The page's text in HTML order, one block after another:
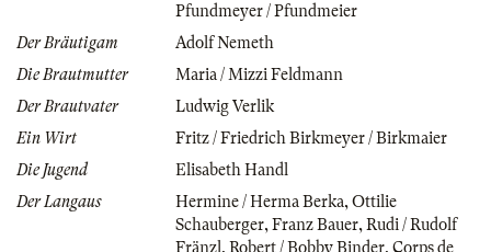
Pfundmeyer / Pfundmeier
Der Bräutigam
Adolf Nemeth
Die Brautmutter
Maria / Mizzi Feldmann
Der Brautvater
Ludwig Verlik
Ein Wirt
Fritz / Friedrich Birkmeyer / Birkmaier
Die Jugend
Elisabeth Handl
Der Langaus
Hermine / Herma Berka, Ottilie
Schauberger, Franz Bauer, Rudi / Rudolf
Fränzl , Robert / Bobby Binder, Corps de